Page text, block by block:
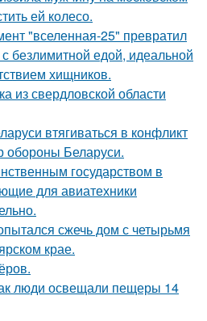
ей колесо.
"вселенная-25" превратил
безлимитной едой, идеальной
хищников.
из свердловской области
втягиваться в конфликт
обороны Беларуси.
государством в
для авиатехники
сжечь дом с четырьмя
крае.
люди освещали пещеры 14